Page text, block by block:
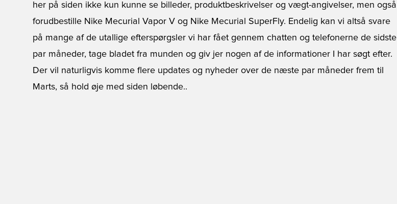
her på siden ikke kun kunne se billeder, produktbeskrivelser og vægt-angivelser, men også
forudbestille Nike Mecurial Vapor V og Nike Mecurial SuperFly. Endelig kan vi altså svare
på mange af de utallige efterspørgsler vi har fået gennem chatten og telefonerne de sidste
par måneder, tage bladet fra munden og giv jer nogen af de informationer I har søgt efter.
Der vil naturligvis komme flere updates og nyheder over de næste par måneder frem til
Marts, så hold øje med siden løbende..